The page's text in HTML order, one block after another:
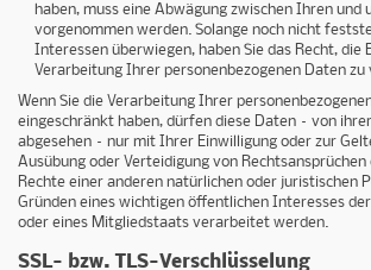
haben, muss eine Abwägung zwischen Ihren und
vorgenommen werden. Solange noch nicht
Interessen überwiegen, haben Sie das Recht, die
Verarbeitung Ihrer personenbezogenen Daten zu
Wenn Sie die Verarbeitung Ihrer
eingeschränkt haben, dürfen diese Daten – von
abgesehen – nur mit Ihrer Einwilligung oder zur
Ausübung oder Verteidigung von Rechtsansprüchen
Rechte einer anderen natürlichen oder juristischen
Gründen eines wichtigen öffentlichen Interesses
oder eines Mitgliedstaats verarbeitet werden.
SSL- bzw. TLS-Verschlüsselung